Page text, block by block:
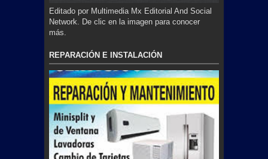
Editado por Multimedia Mx Editorial And Social
Network. De clic en la imagen para conocer
más.
REPARACIÓN E INSTALACIÓN